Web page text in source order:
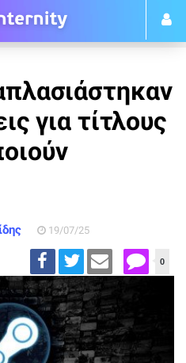
για τίτλους
19/07/25
0